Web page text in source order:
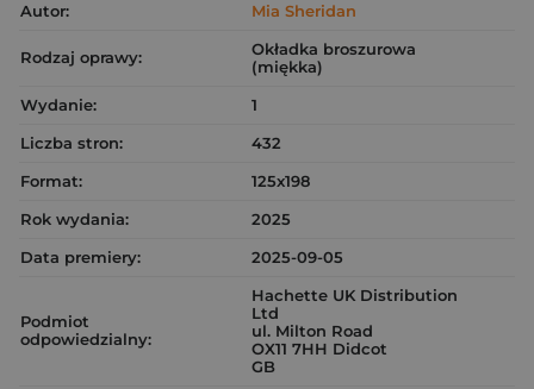
Autor:
Mia Sheridan
Rodzaj oprawy:
Okładka broszurowa
(miękka)
Wydanie:
1
Liczba stron:
432
Format:
125x198
Rok wydania:
2025
Data premiery:
2025-09-05
Podmiot
odpowiedzialny:
Hachette UK Distribution
Ltd
ul. Milton Road
OX11 7HH Didcot
GB